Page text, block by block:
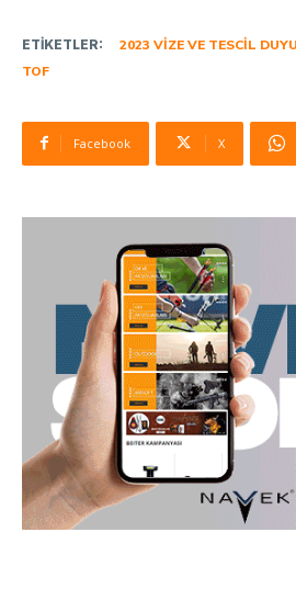
ETIKETLER: 2023 VIZE VE TESCIL
TOF
Facebook X